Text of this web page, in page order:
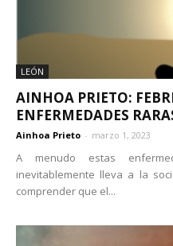
LEÓN
AINHOA PRIETO:
ENFERMEDADES
Ainhoa Prieto - marzo 1, 2023
A menudo estas
inevitablemente lleva a la
comprender que el...